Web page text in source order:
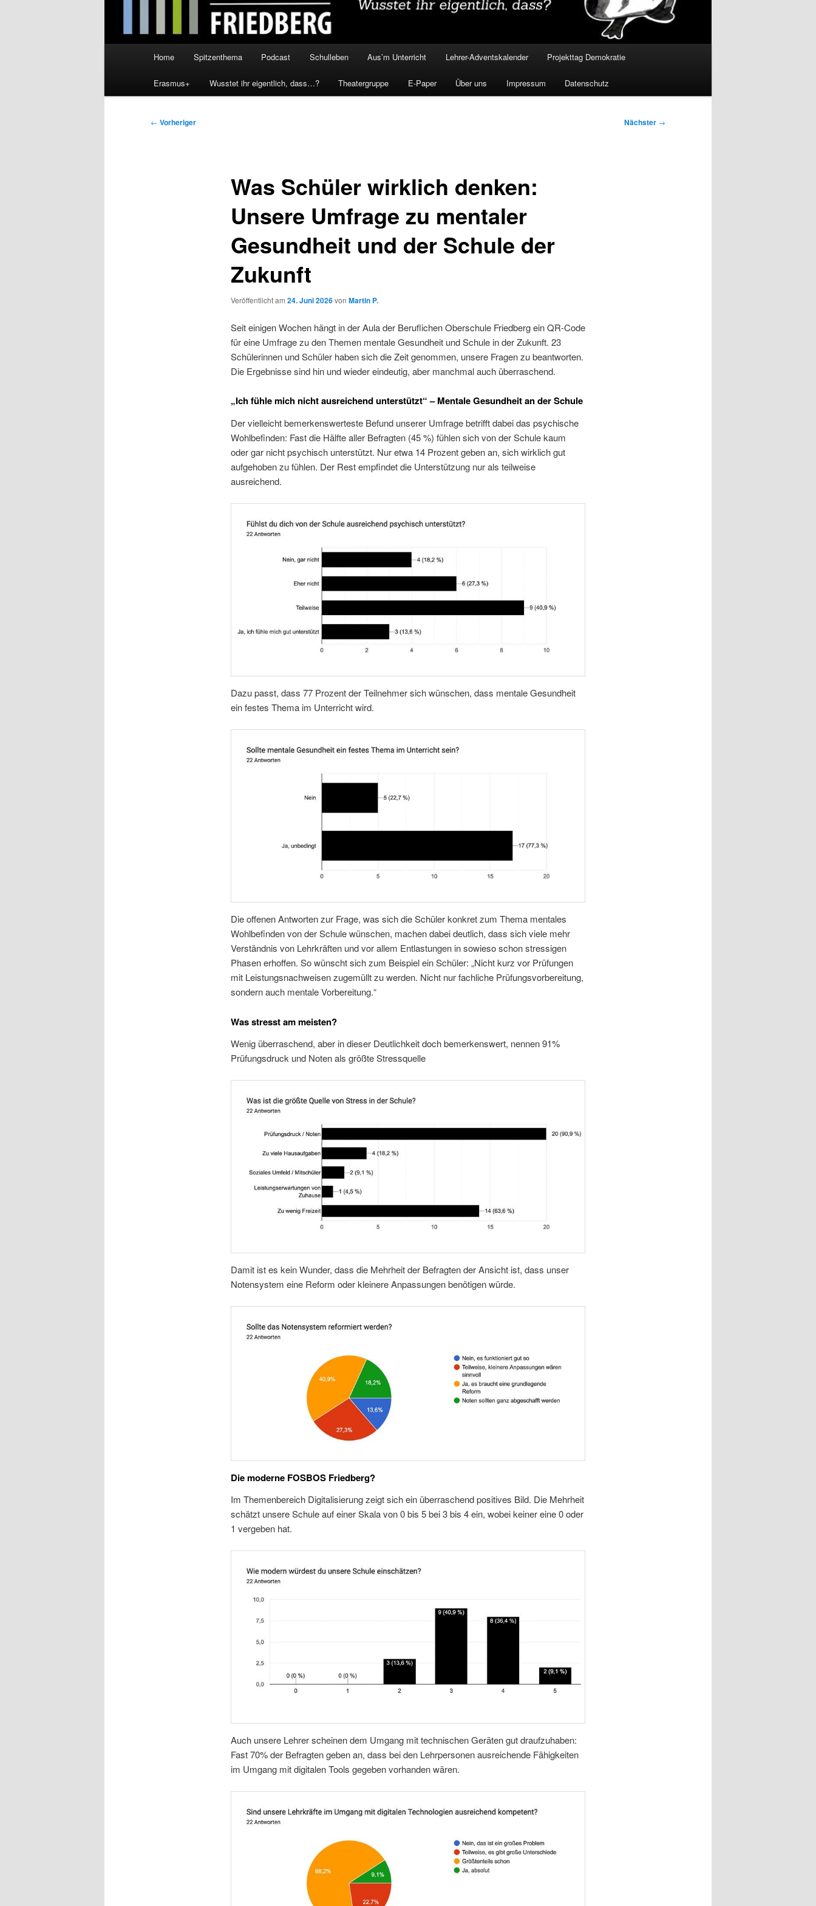
Home Spitzenthema Podcast Schulleben Aus’m Unterricht Lehrer-Adventskalender Projekttag Demokratie
Erasmus+ Wusstet ihr eigentlich, dass…? Theatergruppe E-Paper Über uns Impressum Datenschutz
Beitragsnavigation
← Vorheriger Nächster →
Was Schüler wirklich denken:
Unsere Umfrage zu mentaler
Gesundheit und der Schule der
Zukunft
Veröffentlicht am 24. Juni 2026von Martin P.
Seit einigen Wochen hängt in der Aula der Beruflichen Oberschule Friedberg ein QR-Code
für eine Umfrage zu den Themen mentale Gesundheit und Schule in der Zukunft. 23
Schülerinnen und Schüler haben sich die Zeit genommen, unsere Fragen zu beantworten.
Die Ergebnisse sind hin und wieder eindeutig, aber manchmal auch überraschend.
„Ich fühle mich nicht ausreichend unterstützt“ – Mentale Gesundheit an der Schule
Der vielleicht bemerkenswerteste Befund unserer Umfrage betrifft dabei das psychische
Wohlbefinden: Fast die Hälfte aller Befragten (45 %) fühlen sich von der Schule kaum
oder gar nicht psychisch unterstützt. Nur etwa 14 Prozent geben an, sich wirklich gut
aufgehoben zu fühlen. Der Rest empfindet die Unterstützung nur als teilweise
ausreichend.
Dazu passt, dass 77 Prozent der Teilnehmer sich wünschen, dass mentale Gesundheit
ein festes Thema im Unterricht wird.
Die offenen Antworten zur Frage, was sich die Schüler konkret zum Thema mentales
Wohlbefinden von der Schule wünschen, machen dabei deutlich, dass sich viele mehr
Verständnis von Lehrkräften und vor allem Entlastungen in sowieso schon stressigen
Phasen erhoffen. So wünscht sich zum Beispiel ein Schüler: „Nicht kurz vor Prüfungen
mit Leistungsnachweisen zugemüllt zu werden. Nicht nur fachliche Prüfungsvorbereitung,
sondern auch mentale Vorbereitung.“
Was stresst am meisten?
Wenig überraschend, aber in dieser Deutlichkeit doch bemerkenswert, nennen 91%
Prüfungsdruck und Noten als größte Stressquelle
Damit ist es kein Wunder, dass die Mehrheit der Befragten der Ansicht ist, dass unser
Notensystem eine Reform oder kleinere Anpassungen benötigen würde.
Die moderne FOSBOS Friedberg?
Im Themenbereich Digitalisierung zeigt sich ein überraschend positives Bild. Die Mehrheit
schätzt unsere Schule auf einer Skala von 0 bis 5 bei 3 bis 4 ein, wobei keiner eine 0 oder
1 vergeben hat.
Auch unsere Lehrer scheinen dem Umgang mit technischen Geräten gut draufzuhaben:
Fast 70% der Befragten geben an, dass bei den Lehrpersonen ausreichende Fähigkeiten
im Umgang mit digitalen Tools gegeben vorhanden wären.